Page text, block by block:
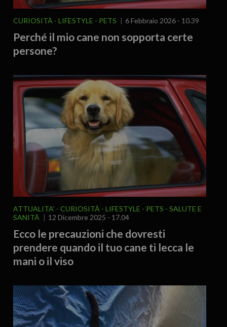
CURIOSITÀ - LIFESTYLE PETS 6 Febbraio 2026 - 10.39
Perché il mio cane non sopporta certe
persone?
ATTUALITA' CURIOSITÀ - LIFESTYLE PETS
SALUTE E
SANITÀ
12 Dicembre 2025 - 17.04
Ecco le precauzioni che dovresti
prendere quando il tuo cane ti lecca le
mani o il viso